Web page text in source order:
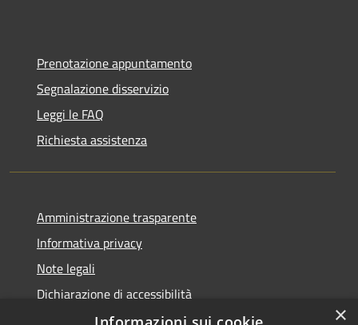
Prenotazione appuntamento
Segnalazione disservizio
Leggi le FAQ
Richiesta assistenza
Amministrazione trasparente
Informativa privacy
Note legali
Dichiarazione di accessibilità
×